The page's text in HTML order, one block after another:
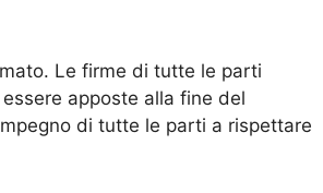
Le firme di tutte le parti
essere apposte alla fine del
di tutte le parti a rispettare